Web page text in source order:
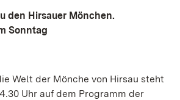
den Hirsauer Mönchen.
Sonntag
Welt der Mönche von Hirsau steht
Uhr auf dem Programm der